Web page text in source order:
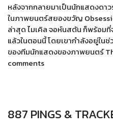
หลังจากกลายมาเป็นนักแสดงดา
ในภาพยนตร์สยองขวัญ
ล่าสุด ไมเคิล จอห์นสตัน ก็พร้อมที่
แล้วในตอนนี้ โดยเขากำลังอยู่ใน
ของทีมนักแสดงของภาพยนตร์
comments
887 PINGS &